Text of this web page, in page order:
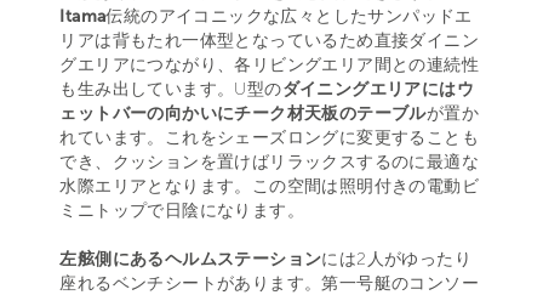
Itama伝統のアイコニックな広々としたサンパッドエ
リアは背もたれ一体型となっているため直接ダイニン
グエリアにつながり、各リビングエリア間との連続性
も生み出しています。U型のダイニングエリアにはウ
ェットバーの向かいにチーク材天板のテーブルが置か
れています。これをシェーズロングに変更することも
でき、クッションを置けばリラックスするのに最適な
水際エリアとなります。この空間は照明付きの電動ビ
ミニトップで日陰になります。
左舷側にあるヘルムステーションには2人がゆったり
座れるベンチシートがあります。第一号艇のコンソー